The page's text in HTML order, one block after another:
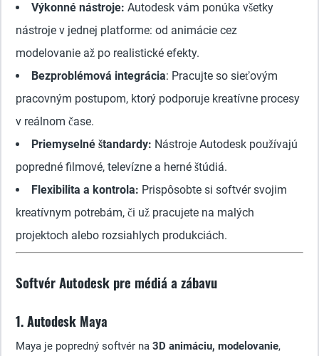
Výkonné nástroje: Autodesk vám ponúka všetky
nástroje v jednej platforme: od animácie cez
modelovanie až po realistické efekty.
Bezproblémová integrácia: Pracujte so sieťovým
pracovným postupom, ktorý podporuje kreatívne procesy
v reálnom čase.
Priemyselné štandardy: Nástroje Autodesk používajú
popredné filmové, televízne a herné štúdiá.
Flexibilita a kontrola: Prispôsobte si softvér svojim
kreatívnym potrebám, či už pracujete na malých
projektoch alebo rozsiahlych produkciách.
Softvér Autodesk pre médiá a zábavu
1. Autodesk Maya
Maya je popredný softvér na 3D animáciu, modelovanie,